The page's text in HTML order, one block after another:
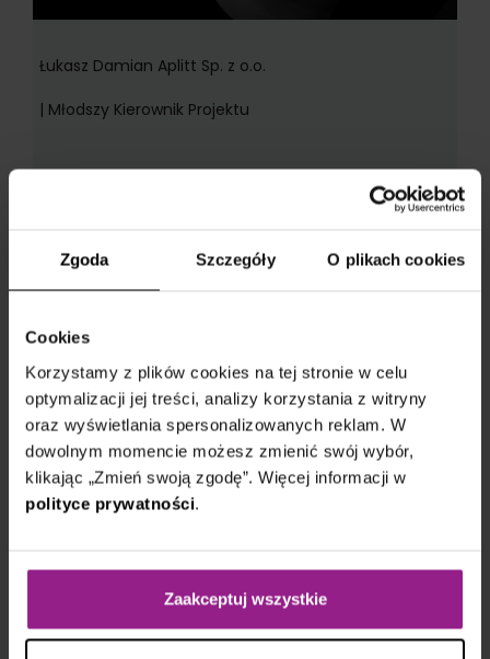
Zgoda Szczegóły O plikach cookies
Cookies
Korzystamy z plików cookies na tej stronie w celu
optymalizacji jej treści, analizy korzystania z witryny
oraz wyświetlania spersonalizowanych reklam. W
dowolnym momencie możesz zmienić swój wybór,
klikając „Zmień swoją zgodę”. Więcej informacji w
polityce prywatności.
Zaakceptuj wszystkie
Łukasz Damian Aplitt Sp. z o.o.
| Młodszy Kierownik Projektu
Zobacz również
10 maja 2023
Transformacja Cyfrowa redefiniuje
Czytaj